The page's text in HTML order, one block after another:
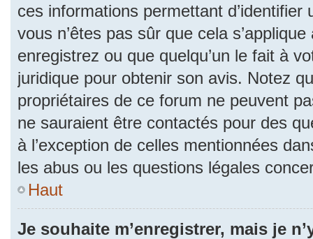
ces informations permettant
vous n’êtes pas sûr que cela
enregistrez ou que quelqu’un le fait à
juridique pour obtenir son avis. Notez
propriétaires de ce forum ne peuvent
ne sauraient être contactés pour des
à l’exception de celles mentionnées
les abus ou les questions légales
Haut
Je souhaite m’enregistrer, mais je